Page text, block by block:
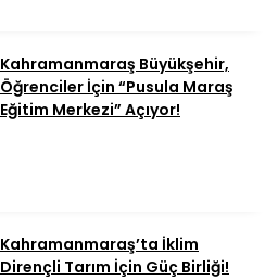
Kahramanmaraş Büyükşehir,
Öğrenciler İçin “Pusula Maraş
Eğitim Merkezi” Açıyor!
Kahramanmaraş’ta İklim
Dirençli Tarım İçin Güç Birliği!